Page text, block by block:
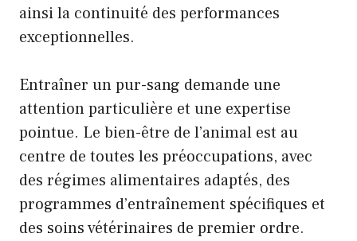
ainsi la continuité des performances
exceptionnelles.
Entraîner un pur-sang demande une
attention particulière et une expertise
pointue. Le bien-être de l’animal est au
centre de toutes les préoccupations, avec
des régimes alimentaires adaptés, des
programmes d’entraînement spécifiques et
des soins vétérinaires de premier ordre.